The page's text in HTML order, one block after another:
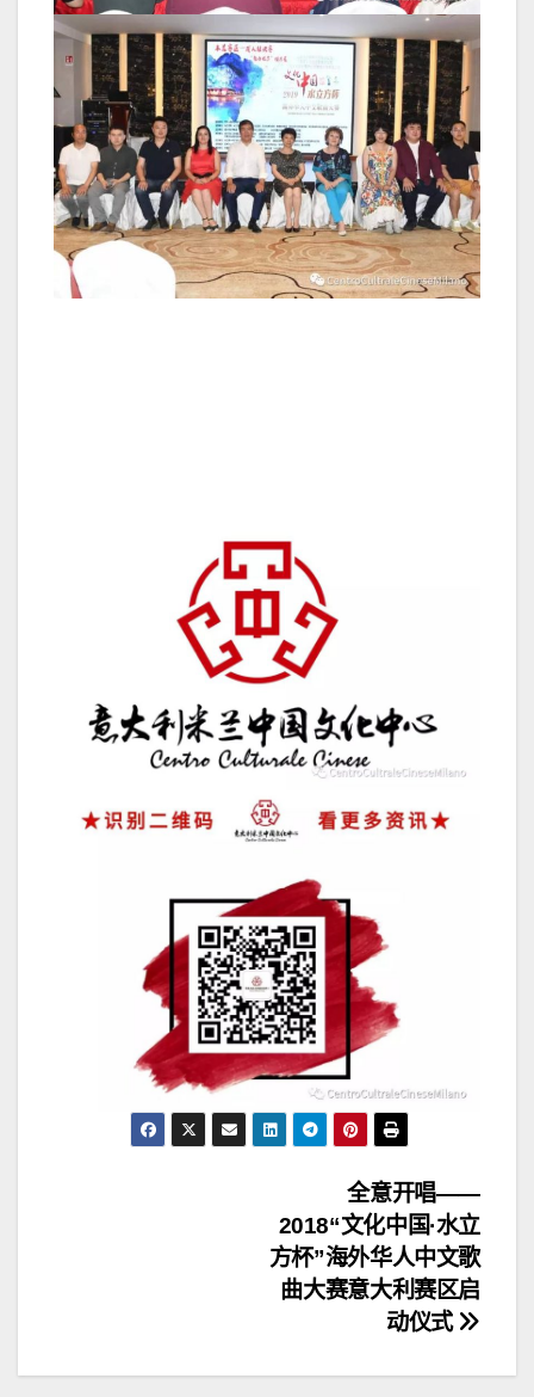
全意开唱——
2018“文化中国·水立
方杯”海外华人中文歌
曲大赛意大利赛区启
动仪式